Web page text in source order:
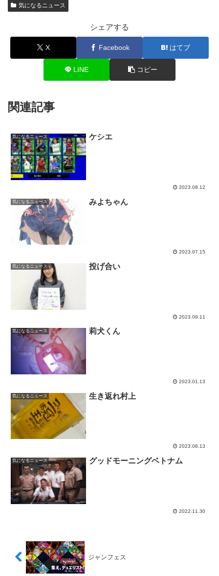
気になるニュース
シェアする
X Facebook はてブ
LINE コピー
関連記事
気になるニュース ケシエ
2023.08.12
気になるニュース みよちゃん
2023.07.15
気になるニュース 投げ合い
2023.09.11
気になるニュース 莉犬くん
2023.01.13
気になるニュース 生き返れ村上
2023.08.13
気になるニュース グッドモーニングベトナム
2022.11.30
ジャンフェス